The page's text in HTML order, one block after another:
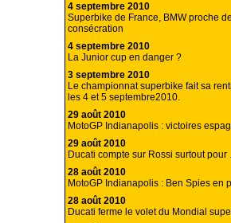
4 septembre 2010
Superbike de France, BMW proche
consécration
4 septembre 2010
La Junior cup en danger ?
3 septembre 2010
Le championnat superbike fait sa
les 4 et 5 septembre2010.
29 août 2010
MotoGP Indianapolis : victoires
29 août 2010
Ducati compte sur Rossi surtout
28 août 2010
MotoGP Indianapolis : Ben Spies en
28 août 2010
Ducati ferme le volet du Mondial